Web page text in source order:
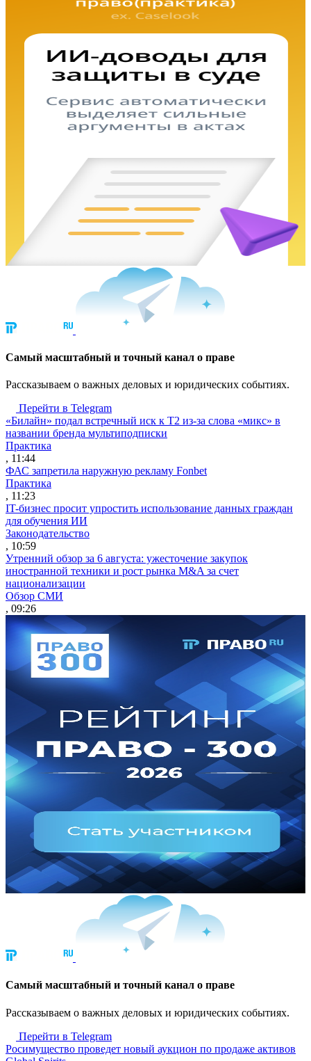
Cамый масштабный и точный канал о праве
Рассказываем о важных деловых и юридических событиях.
Перейти в Telegram
«Билайн» подал встречный иск к Т2 из-за слова «микс» в
названии бренда мультиподписки
Практика
, 11:44
ФАС запретила наружную рекламу Fonbet
Практика
, 11:23
IT-бизнес просит упростить использование данных граждан
для обучения ИИ
Законодательство
, 10:59
Утренний обзор за 6 августа: ужесточение закупок
иностранной техники и рост рынка M&A за счет
национализации
Обзор СМИ
, 09:26
Cамый масштабный и точный канал о праве
Рассказываем о важных деловых и юридических событиях.
Перейти в Telegram
Росимущество проведет новый аукцион по продаже активов